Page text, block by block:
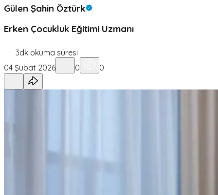
Gülen Şahin Öztürk
Erken Çocukluk Eğitimi Uzmanı
3dk okuma süresi
04 Şubat 2026
0 0